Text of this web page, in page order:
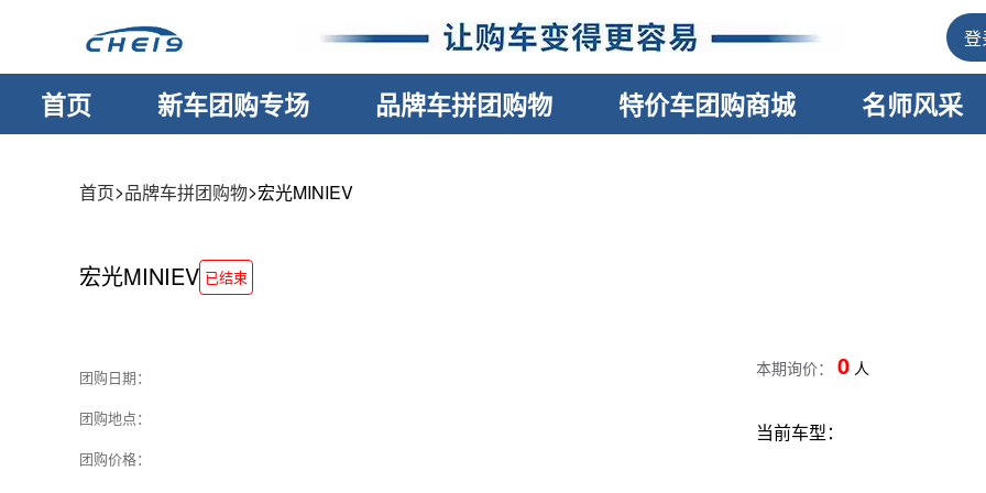
登
首页 新车团购专场 品牌车拼团购物 特价车团购商城 名师风采
首页>品牌车拼团购物>宏光MINIEV
宏光MINIEV 已结束
团购日期：
团购地点：
团购价格：
本期询价： 0 人
当前车型：